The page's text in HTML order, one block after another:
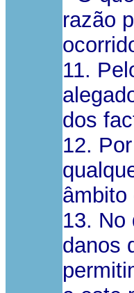
razão
11.
dos
12.
âmbito
13. No
danos